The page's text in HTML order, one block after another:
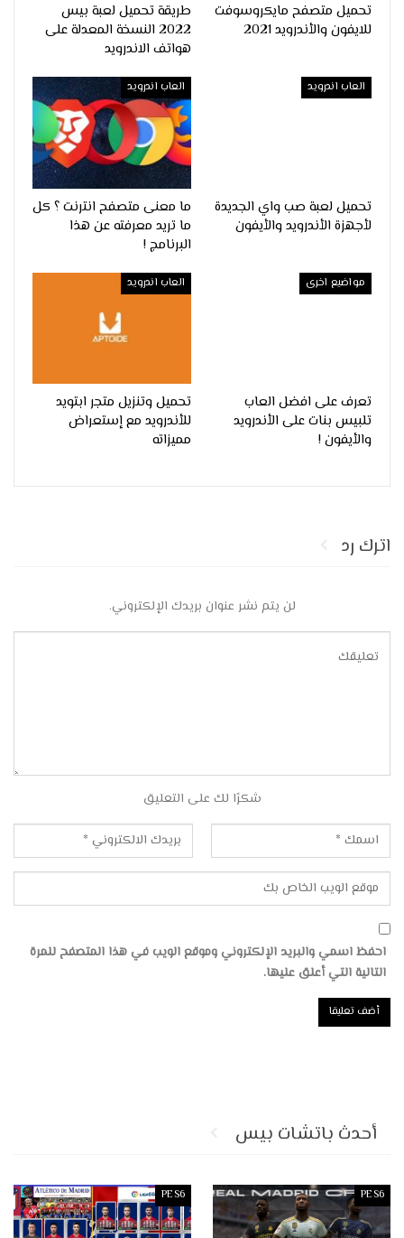
تحميل متصفح مايكروسوفت
للايفون والأندرويد 2021
طريقة تحميل لعبة بيس
2022 النسخة المعدلة على
هواتف الاندرويد
العاب اندرويد
تحميل لعبة صب واي الجديدة
لأجهزة الأندرويد والأيفون
العاب اندرويد
ما معنى متصفح انترنت ؟ كل
ما تريد معرفته عن هذا
البرنامج !
مواضيع اخرى
تعرف على افضل العاب
تلبيس بنات على الأندرويد
والأيفون !
العاب اندرويد
تحميل وتنزيل متجر ابتويد
للأندرويد مع إستعراض
مميزاته
اترك رد
لن يتم نشر عنوان بريدك الإلكتروني.
شكرًا لك على التعليق
احفظ اسمي والبريد الإلكتروني وموقع الويب في هذا المتصفح للمرة
التالية التي أعلق عليها.
أحدث باتشات بيس
PES6
PES6